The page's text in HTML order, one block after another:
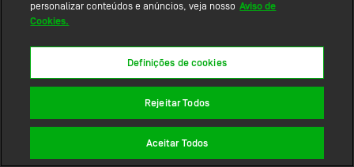
personalizar conteúdos e anúncios, veja nosso Aviso de
Cookies.
Definições de cookies
Rejeitar Todos
Aceitar Todos